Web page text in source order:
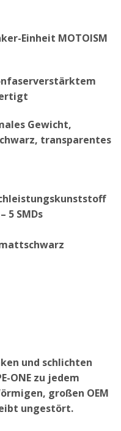
Einheit MOTOISM
Gewicht,
transparentes
5 SMDs
und schlichten
ONE zu jedem
großen OEM
ungestört.